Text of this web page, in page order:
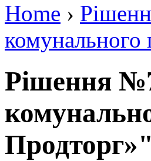
Home ›
Рішення
Продторг»"